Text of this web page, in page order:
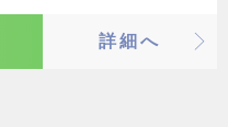
詳細へ